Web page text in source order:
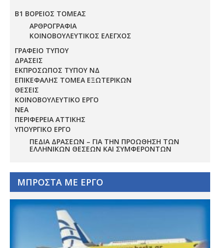
Β1 ΒΟΡΕΙΟΣ ΤΟΜΕΑΣ
ΑΡΘΡΟΓΡΑΦΙΑ
ΚΟΙΝΟΒΟΥΛΕΥΤΙΚΟΣ ΕΛΕΓΧΟΣ
ΓΡΑΦΕΙΟ ΤΥΠΟΥ
ΔΡΑΣΕΙΣ
ΕΚΠΡΟΣΩΠΟΣ ΤΥΠΟΥ ΝΔ
ΕΠΙΚΕΦΑΛΗΣ ΤΟΜΕΑ ΕΞΩΤΕΡΙΚΩΝ
ΘΕΣΕΙΣ
ΚΟΙΝΟΒΟΥΛΕΥΤΙΚΟ ΕΡΓΟ
ΝΕΑ
ΠΕΡΙΦΕΡΕΙΑ ΑΤΤΙΚΗΣ
ΥΠΟΥΡΓΙΚΟ ΕΡΓΟ
ΠΕΔΊΑ ΔΡΆΣΕΩΝ – ΓΙΑ ΤΗΝ ΠΡΟΏΘΗΣΗ ΤΩΝ
ΕΛΛΗΝΙΚΏΝ ΘΈΣΕΩΝ ΚΑΙ ΣΥΜΦΕΡΌΝΤΩΝ
ΜΠΡΟΣΤΑ ΜΕ ΕΡΓΟ